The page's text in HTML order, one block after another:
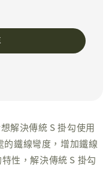
解決傳統 S 掛勾使用
的鐵線彎度，增加鐵線
性，解決傳統 S 掛勾